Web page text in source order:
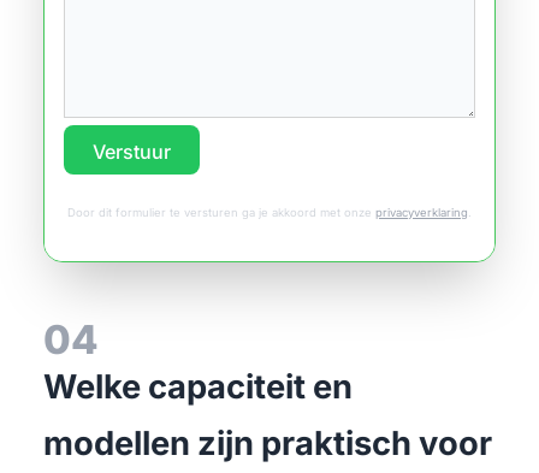
Verstuur
Door dit formulier te versturen ga je akkoord met onze privacyverklaring.
04
Welke capaciteit en
modellen zijn praktisch voor